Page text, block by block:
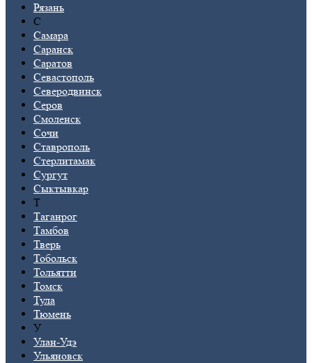
Рязань
С
Самара
Саранск
Саратов
Севастополь
Северодвинск
Серов
Смоленск
Сочи
Ставрополь
Стерлитамак
Сургут
Сыктывкар
Т
Таганрог
Тамбов
Тверь
Тобольск
Тольятти
Томск
Тула
Тюмень
У
Улан-Удэ
Ульяновск